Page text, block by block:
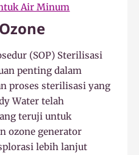
Air Minum
(SOP) Sterilisasi
penting dalam
proses sterilisasi yang
Water telah
teruji untuk
ozone generator
lebih lanjut